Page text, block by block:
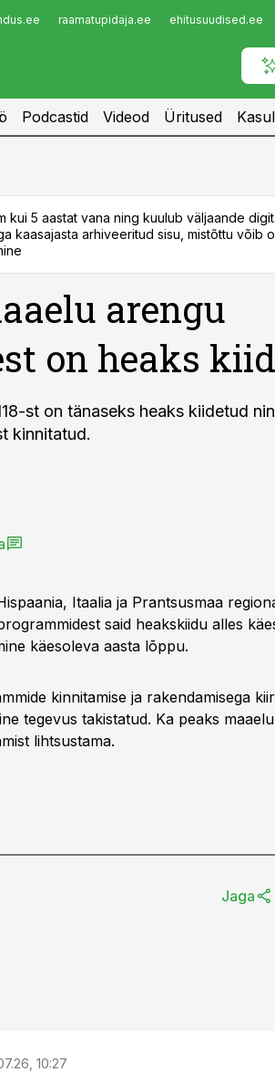
raamatupidaja.ee ehitusuudised.ee
Podcastid Videod Üritused
kui 5 aastat vana ning kuulub väljaande
kaasajasta arhiveeritud sisu, mistõttu võib
arengu
on heaks
st on tänaseks heaks kiidetud
kinnitatud.
Itaalia ja Prantsusmaa
said heakskiidu alles
käesoleva aasta lõppu.
kinnitamise ja rakendamisega
tegevus takistatud. Ka peaks
lihtsustama.
Jaga
10:27